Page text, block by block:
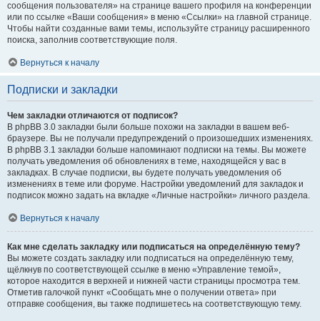
сообщения пользователя» на странице вашего профиля на конференции
или по ссылке «Ваши сообщения» в меню «Ссылки» на главной странице.
Чтобы найти созданные вами темы, используйте страницу расширенного
поиска, заполнив соответствующие поля.
Вернуться к началу
Подписки и закладки
Чем закладки отличаются от подписок?
В phpBB 3.0 закладки были больше похожи на закладки в вашем веб-
браузере. Вы не получали предупреждений о произошедших изменениях.
В phpBB 3.1 закладки больше напоминают подписки на темы. Вы можете
получать уведомления об обновлениях в теме, находящейся у вас в
закладках. В случае подписки, вы будете получать уведомления об
изменениях в теме или форуме. Настройки уведомлений для закладок и
подписок можно задать на вкладке «Личные настройки» личного раздела.
Вернуться к началу
Как мне сделать закладку или подписаться на определённую тему?
Вы можете создать закладку или подписаться на определённую тему,
щёлкнув по соответствующей ссылке в меню «Управление темой»,
которое находится в верхней и нижней части страницы просмотра тем.
Отметив галочкой пункт «Сообщать мне о получении ответа» при
отправке сообщения, вы также подпишетесь на соответствующую тему.